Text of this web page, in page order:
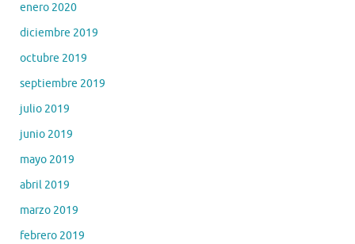
enero 2020
diciembre 2019
octubre 2019
septiembre 2019
julio 2019
junio 2019
mayo 2019
abril 2019
marzo 2019
febrero 2019